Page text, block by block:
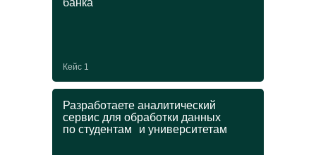
Разработаете аналитический
сервис для обработки данных
по студентам и университетам
банка
Кейс 1